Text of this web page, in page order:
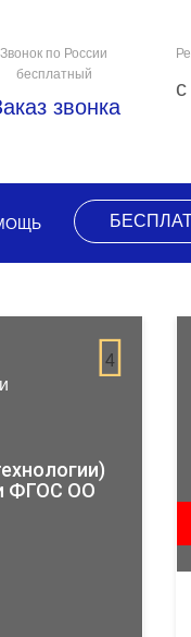
Звонок по России
бесплатный
звонка
4
ФГОС ОО